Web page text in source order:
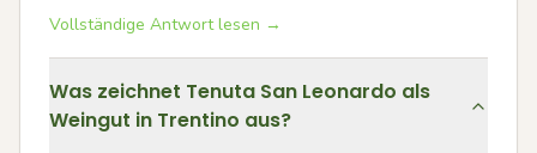
Vollständige Antwort lesen →
Was zeichnet Tenuta San Leonardo als
Weingut in Trentino aus?